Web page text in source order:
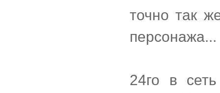
точно так
персонажа...
24го в